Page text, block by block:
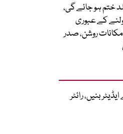
ختم ہو جائے گی،
کے عبوری
روشن، صدر
بنیں، رائٹر